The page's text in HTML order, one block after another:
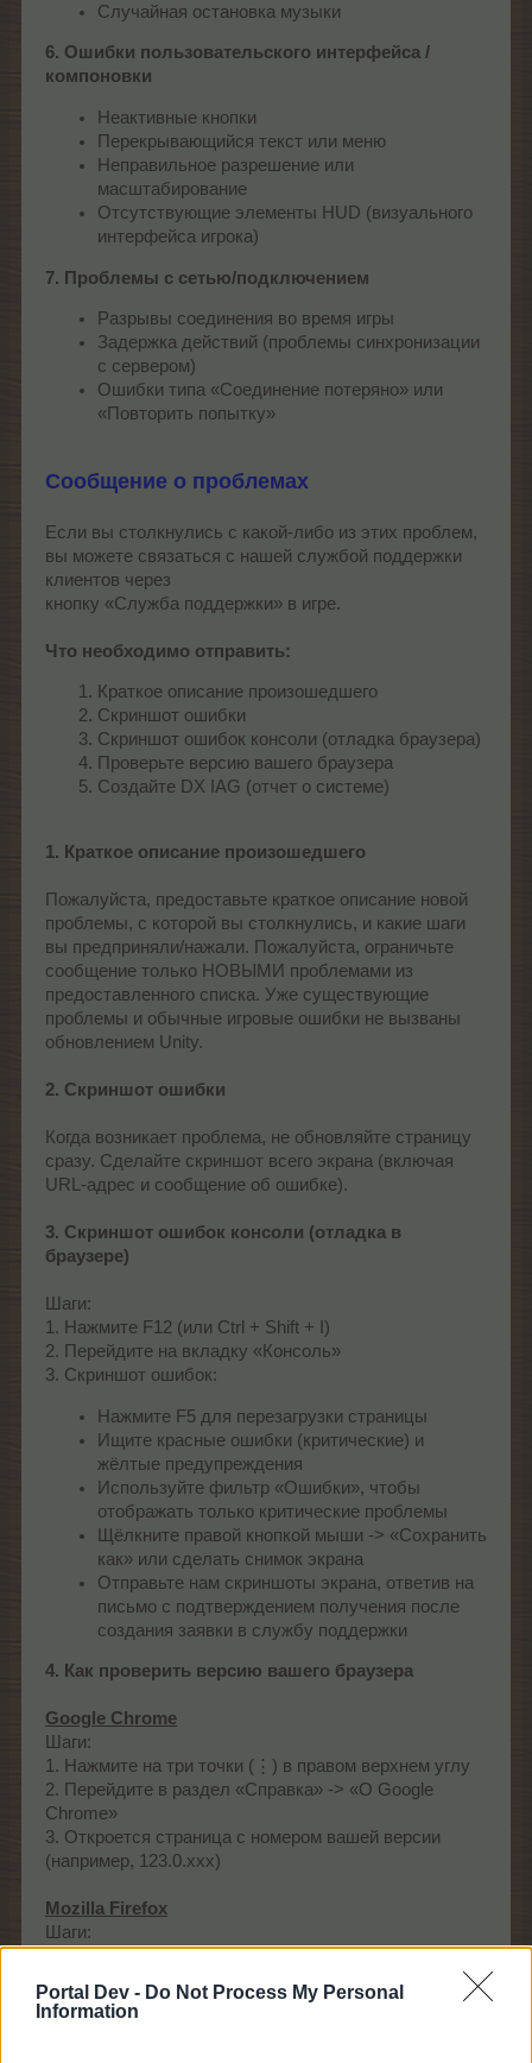
Portal Dev - Do Not Process My Personal
Information
Случайная остановка музыки
6. Ошибки пользовательского интерфейса /
компоновки
Неактивные кнопки
Перекрывающийся текст или меню
Неправильное разрешение или
масштабирование
Отсутствующие элементы HUD (визуального
интерфейса игрока)
7. Проблемы с сетью/подключением
Разрывы соединения во время игры
Задержка действий (проблемы синхронизации
с сервером)
Ошибки типа «Соединение потеряно» или
«Повторить попытку»
Сообщение о проблемах
Если вы столкнулись с какой-либо из этих проблем,
вы можете связаться с нашей службой поддержки
клиентов через
кнопку «Служба поддержки» в игре.
Что необходимо отправить:
Краткое описание произошедшего
Скриншот ошибки
Скриншот ошибок консоли (отладка браузера)
Проверьте версию вашего браузера
Создайте DX IAG (отчет о системе)
1. Краткое описание произошедшего
Пожалуйста, предоставьте краткое описание новой
проблемы, с которой вы столкнулись, и какие шаги
вы предприняли/нажали. Пожалуйста, ограничьте
сообщение только НОВЫМИ проблемами из
предоставленного списка. Уже существующие
проблемы и обычные игровые ошибки не вызваны
обновлением Unity.
2. Скриншот ошибки
Когда возникает проблема, не обновляйте страницу
сразу. Сделайте скриншот всего экрана (включая
URL-адрес и сообщение об ошибке).
3. Скриншот ошибок консоли (отладка в
браузере)
Шаги:
1. Нажмите F12 (или Ctrl + Shift + I)
2. Перейдите на вкладку «Консоль»
3. Скриншот ошибок:
Нажмите F5 для перезагрузки страницы
Ищите красные ошибки (критические) и
жёлтые предупреждения
Используйте фильтр «Ошибки», чтобы
отображать только критические проблемы
Щёлкните правой кнопкой мыши -> «Сохранить
как» или сделать снимок экрана
Отправьте нам скриншоты экрана, ответив на
письмо с подтверждением получения после
создания заявки в службу поддержки
4. Как проверить версию вашего браузера
Google Chrome
Шаги:
1. Нажмите на три точки (⋮) в правом верхнем углу
2. Перейдите в раздел «Справка» -> «О Google
Chrome»
3. Откроется страница с номером вашей версии
(например, 123.0.xxx)
Mozilla Firefox
Шаги:
2. Нажмите «Справка»
3. Выберите «О Firefox»